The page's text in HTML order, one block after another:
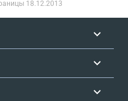
18.12.2013